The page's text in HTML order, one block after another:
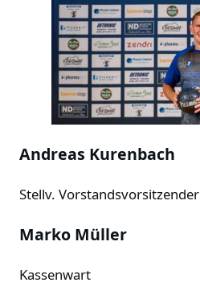
Andreas Kurenbach
Stellv. Vorstandsvorsitzender
Marko Müller
Kassenwart